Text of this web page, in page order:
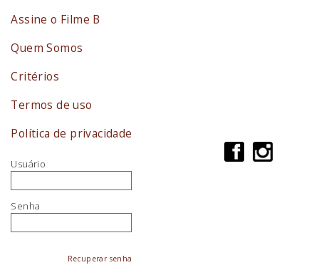
Assine o Filme B
Quem Somos
Critérios
Termos de uso
Política de privacidade
Usuário
Senha
Recuperar senha